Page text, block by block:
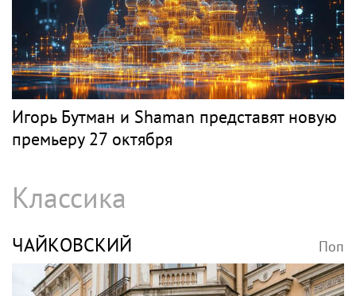
Игорь Бутман и Shaman представят новую
премьеру 27 октября
Классика
ЧАЙКОВСКИЙ Поп